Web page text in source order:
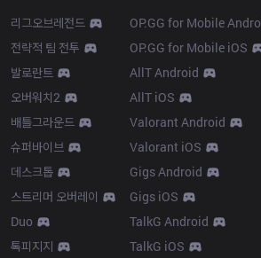
리그오브레전드
전략적 팀 전투
발로란트
오버워치2
배틀그라운드
슈퍼바이브
데스크톱
스트리머 오버레이
Duo
톡피지지
OP.GG for Mobile
OP.GG for Mobile iOS
AllT Android
AllT iOS
Valorant Android
Valorant iOS
Gigs Android
Gigs iOS
TalkG Android
TalkG iOS